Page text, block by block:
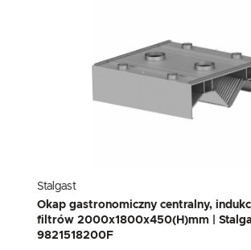
Stalgast
Okap gastronomiczny centralny,
filtrów 2000x1800x450(H)mm |
9821518200F